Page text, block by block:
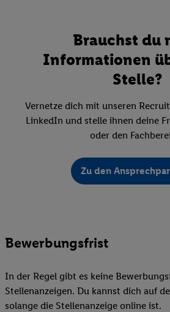
Brauchst du
Informationen
Stelle?
Vernetze dich mit unseren
LinkedIn und stelle ihnen deine
oder den
Zu den
Bewerbungsfrist
In der Regel gibt es keine
Stellenanzeigen. Du kannst dich auf
solange die Stellenanzeige online ist.